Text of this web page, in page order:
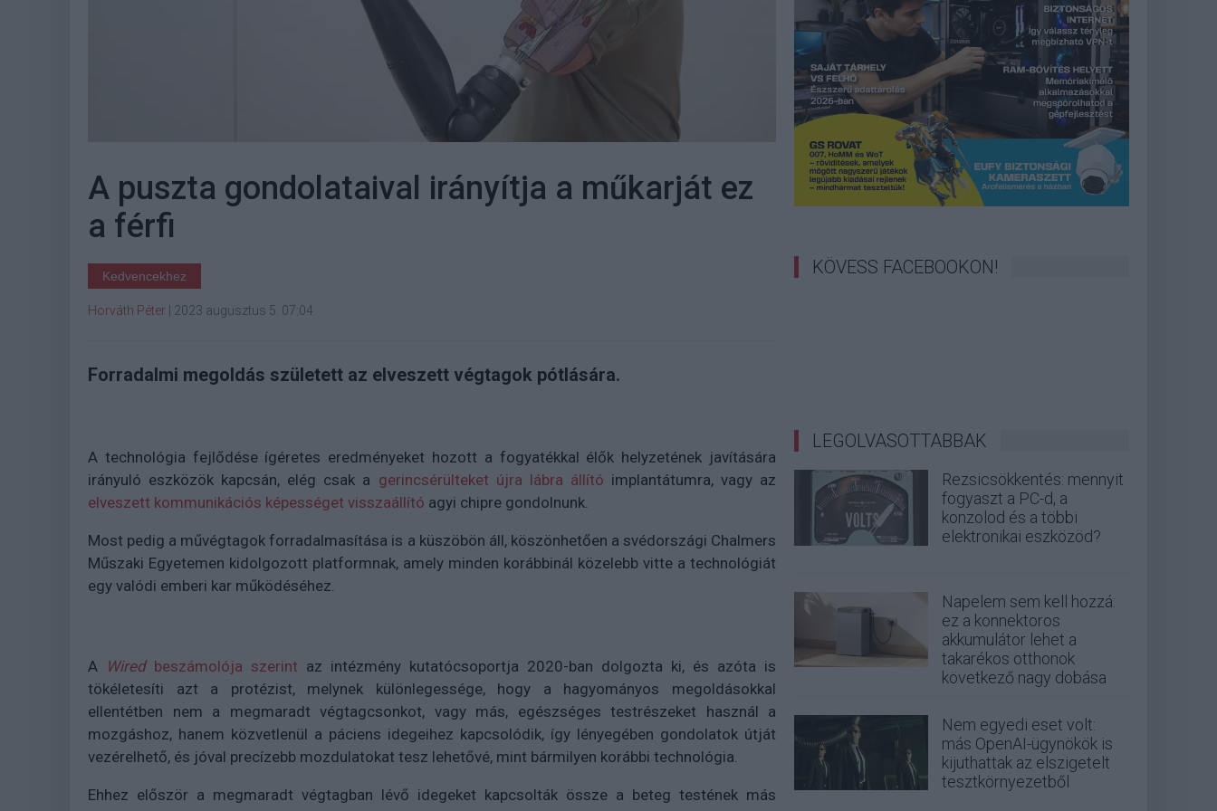
A puszta gondolataival irányítja a műkarját ez
a férfi
Kedvencekhez
Horváth Péter 2023 augusztus 5. 07:04
Forradalmi megoldás született az elveszett végtagok pótlására.
A technológia fejlődése ígéretes eredményeket hozott a fogyatékkal élők helyzetének javítására
irányuló eszközök kapcsán, elég csak a gerincsérülteket újra lábra állító implantátumra, vagy az
elveszett kommunikációs képességet visszaállító agyi chipre gondolnunk.
Most pedig a művégtagok forradalmasítása is a küszöbön áll, köszönhetően a svédországi Chalmers
Műszaki Egyetemen kidolgozott platformnak, amely minden korábbinál közelebb vitte a technológiát
egy valódi emberi kar működéséhez.
A Wiredbeszámolója szerint az intézmény kutatócsoportja 2020-ban dolgozta ki, és azóta is
tökéletesíti azt a protézist, melynek különlegessége, hogy a hagyományos megoldásokkal
ellentétben nem a megmaradt végtagcsonkot, vagy más, egészséges testrészeket használ a
mozgáshoz, hanem közvetlenül a páciens idegeihez kapcsolódik, így lényegében gondolatok útját
vezérelhető, és jóval precízebb mozdulatokat tesz lehetővé, mint bármilyen korábbi technológia.
Ehhez először a megmaradt végtagban lévő idegeket kapcsolták össze a beteg testének más
KÖVESS FACEBOOKON!
LEGOLVASOTTABBAK
Rezsicsökkentés: mennyit
fogyaszt a PC-d, a
konzolod és a többi
elektronikai eszközöd?
Napelem sem kell hozzá:
ez a konnektoros
akkumulátor lehet a
takarékos otthonok
következő nagy dobása
Nem egyedi eset volt:
más OpenAI-ügynökök is
kijuthattak az elszigetelt
tesztkörnyezetből